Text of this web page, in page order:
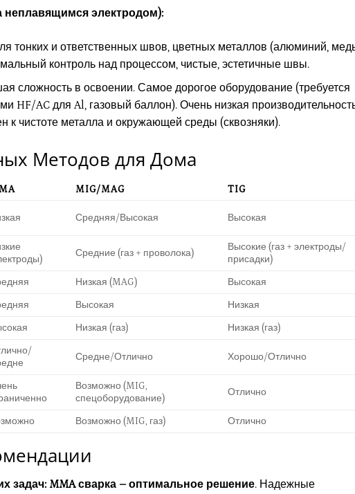
неплавящимся электродом):
тонких и ответственных швов, цветных металлов (алюминий,
контроль над процессом, чистые, эстетичные швы.
сложность в освоении. Самое дорогое оборудование (требуется
HF/AC для Al, газовый баллон). Очень низкая
к чистоте металла и окружающей среды (сквозняки).
Методов для Дома
MIG/MAG
TIG
Средняя/Высокая Высокая
Средние (газ + проволока)
Высокие (газ + электроды/
присадки)
Низкая (MAG) Высокая
Высокая Низкая
Низкая (газ) Низкая (газ)
Средне/Отлично Хорошо/Отлично
Возможно (MIG,
спецоборудование)
Отлично
Возможно (MIG, газ) Отлично
задач: MMA сварка – оптимальное решение. Надежные